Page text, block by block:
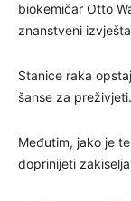
biokemičar Otto
znanstveni
Stanice raka
šanse za preživjeti.
Međutim, jako je
doprinijeti